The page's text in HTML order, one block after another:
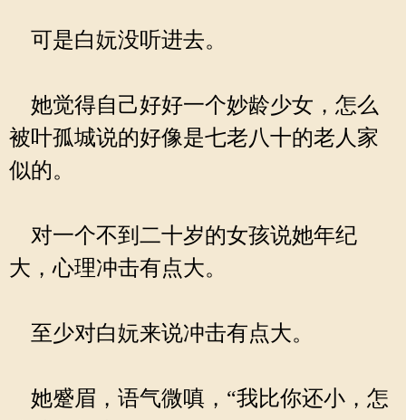
可是白妧没听进去。
她觉得自己好好一个妙龄少女，怎么
被叶孤城说的好像是七老八十的老人家
似的。
对一个不到二十岁的女孩说她年纪
大，心理冲击有点大。
至少对白妧来说冲击有点大。
她蹙眉，语气微嗔，“我比你还小，怎